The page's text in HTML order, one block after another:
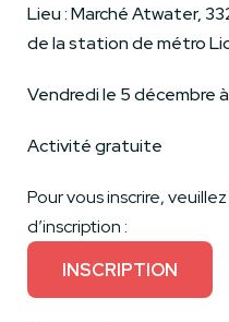
Lieu : Marché Atwater,
de la station de métro
Vendredi le 5 décembre à
Activité gratuite
Pour vous inscrire,
d’inscription :
INSCRIPTION